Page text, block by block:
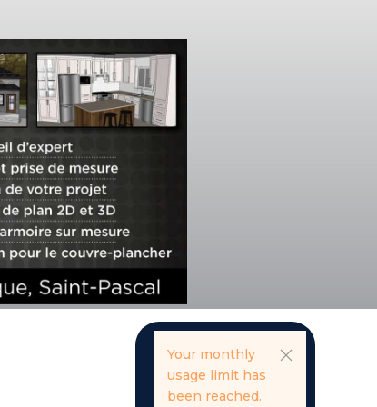
Your monthly
usage limit has
been reached.